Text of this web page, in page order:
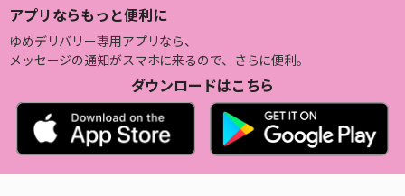
アプリならもっと便利に
ゆめデリバリー専用アプリなら、
メッセージの通知がスマホに来るので、さらに便利。
ダウンロードはこちら